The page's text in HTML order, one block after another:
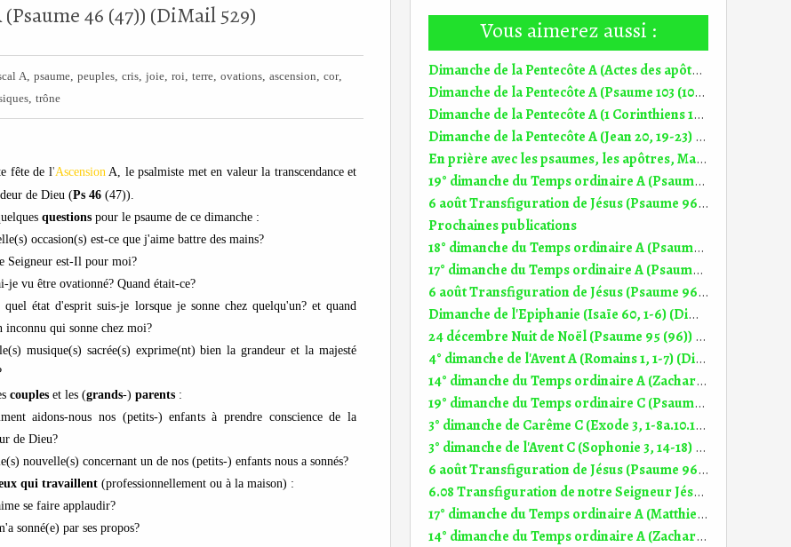
Vous aimerez aussi :
Dimanche de la Pentecôte A (Actes des apôtres 2, 1-11) (DiMail 167)
Dimanche de la Pentecôte A (Psaume 103 (104)) (DiMail 330)
Dimanche de la Pentecôte A (1 Corinthiens 12, 3b-7.12-13) (DiMail 329)
Dimanche de la Pentecôte A (Jean 20, 19-23) (DiMail 21)
En prière avec les psaumes, les apôtres, Marie, Jésus Homélie 7° dim TP A (17.05.2026)
19° dimanche du Temps ordinaire A (Psaume 84 (85)) (DiMail 539)
6 août Transfiguration de Jésus (Psaume 96 (97)) (DiMail 646)
Prochaines publications
18° dimanche du Temps ordinaire A (Psaume 144 (145)) (DiMail 538)
17° dimanche du Temps ordinaire A (Psaume 118 (119)) (DiMail 537)
6 août Transfiguration de Jésus (Psaume 96 (97)) (DiMail 646)
Dimanche de l'Epiphanie (Isaïe 60, 1-6) (DiMail 52)
24 décembre Nuit de Noël (Psaume 95 (96)) (DiMail 562)
4° dimanche de l'Avent A (Romains 1, 1-7) (DiMail 491)
14° dimanche du Temps ordinaire A (Zacharie 9, 9-10) (DiMail 174)
19° dimanche du Temps ordinaire C (Psaume 32 (33)) (DiMail 622)
3° dimanche de Carême C (Exode 3, 1-8a.10.13-15) (DiMail 256)
3° dimanche de l'Avent C (Sophonie 3, 14-18) (DiMail 245)
6 août Transfiguration de Jésus (Psaume 96 (97)) (DiMail 646)
6.08 Transfiguration de notre Seigneur Jésus (2 Pierre 1, 16-19) (DiMail 645)
17° dimanche du Temps ordinaire A (Matthieu 13, 44-52) (DiMail 31)
14° dimanche du Temps ordinaire A (Zacharie 9, 9-10) (DiMail 174)
46 (47)) (DiMail 529)
A psaume peuples cris joie roi terre ovations ascension cor,
, trône
fête de l'Ascension A, le psalmiste met en valeur la transcendance et
de Dieu (Ps 46 (47)).
questions pour le psaume de ce dimanche :
occasion(s) est-ce que j'aime battre des mains?
Seigneur est-Il pour moi?
je vu être ovationné? Quand était-ce?
quel état d'esprit suis-je lorsque je sonne chez quelqu'un? et quand
inconnu qui sonne chez moi?
musique(s) sacrée(s) exprime(nt) bien la grandeur et la majesté
couples et les (grands-) parents :
aidons-nous nos (petits-) enfants à prendre conscience de la
de Dieu?
nouvelle(s) concernant un de nos (petits-) enfants nous a sonnés?
qui travaillent (professionnellement ou à la maison) :
se faire applaudir?
sonné(e) par ses propos?